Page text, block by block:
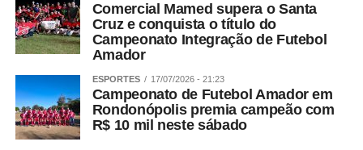
Comercial Mamed supera o Santa
Cruz e conquista o título do
Campeonato Integração de Futebol
Amador
ESPORTES 17/07/2026 - 21:23
Campeonato de Futebol Amador em
Rondonópolis premia campeão com
R$ 10 mil neste sábado